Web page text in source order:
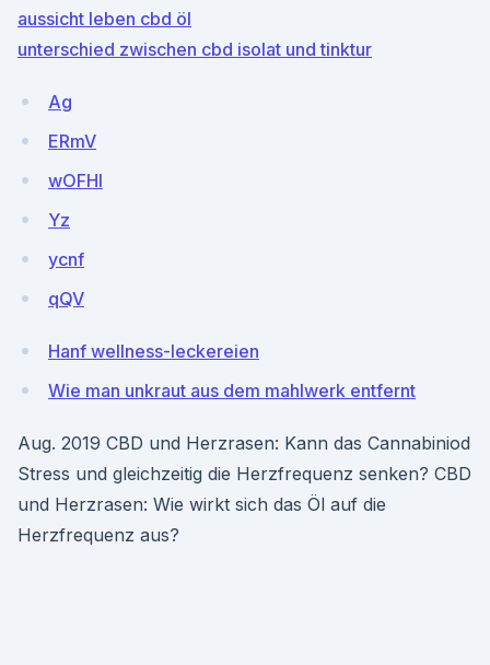
aussicht leben cbd öl
unterschied zwischen cbd isolat und tinktur
Ag
ERmV
wOFHl
Yz
ycnf
qQV
Hanf wellness-leckereien
Wie man unkraut aus dem mahlwerk entfernt
Aug. 2019 CBD und Herzrasen: Kann das Cannabiniod
Stress und gleichzeitig die Herzfrequenz senken? CBD
und Herzrasen: Wie wirkt sich das Öl auf die
Herzfrequenz aus?